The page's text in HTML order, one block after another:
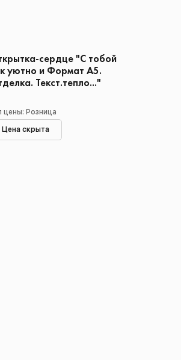
сердце "С тобой
уютно и Формат А5.
Текст.тепло..."
цены: Розница
Цена скрыта